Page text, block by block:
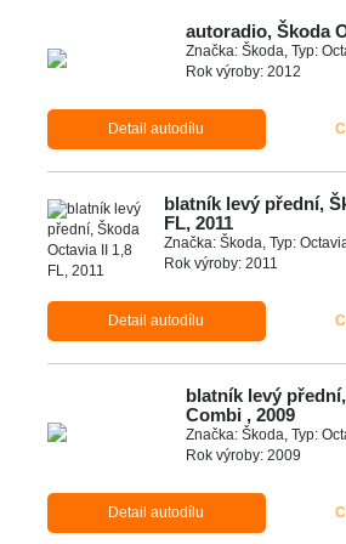
autoradio, Škoda
Značka: Škoda, Typ:
Rok výroby: 2012
Detail autodílu
blatník levý přední,
FL, 2011
Značka: Škoda, Typ:
Rok výroby: 2011
Detail autodílu
blatník levý
Combi , 2009
Značka: Škoda, Typ:
Rok výroby: 2009
Detail autodílu